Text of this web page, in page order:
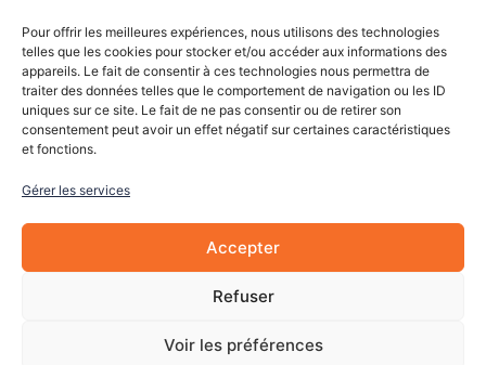
Pour offrir les meilleures expériences, nous utilisons des technologies
telles que les cookies pour stocker et/ou accéder aux informations des
appareils. Le fait de consentir à ces technologies nous permettra de
traiter des données telles que le comportement de navigation ou les ID
uniques sur ce site. Le fait de ne pas consentir ou de retirer son
consentement peut avoir un effet négatif sur certaines caractéristiques
et fonctions.
Gérer les services
Accepter
Refuser
Voir les préférences
Mon compte
Mes commandes
Mes adresses
Mon panier
Informations
À Propos de nous
Blog
Mentions légales